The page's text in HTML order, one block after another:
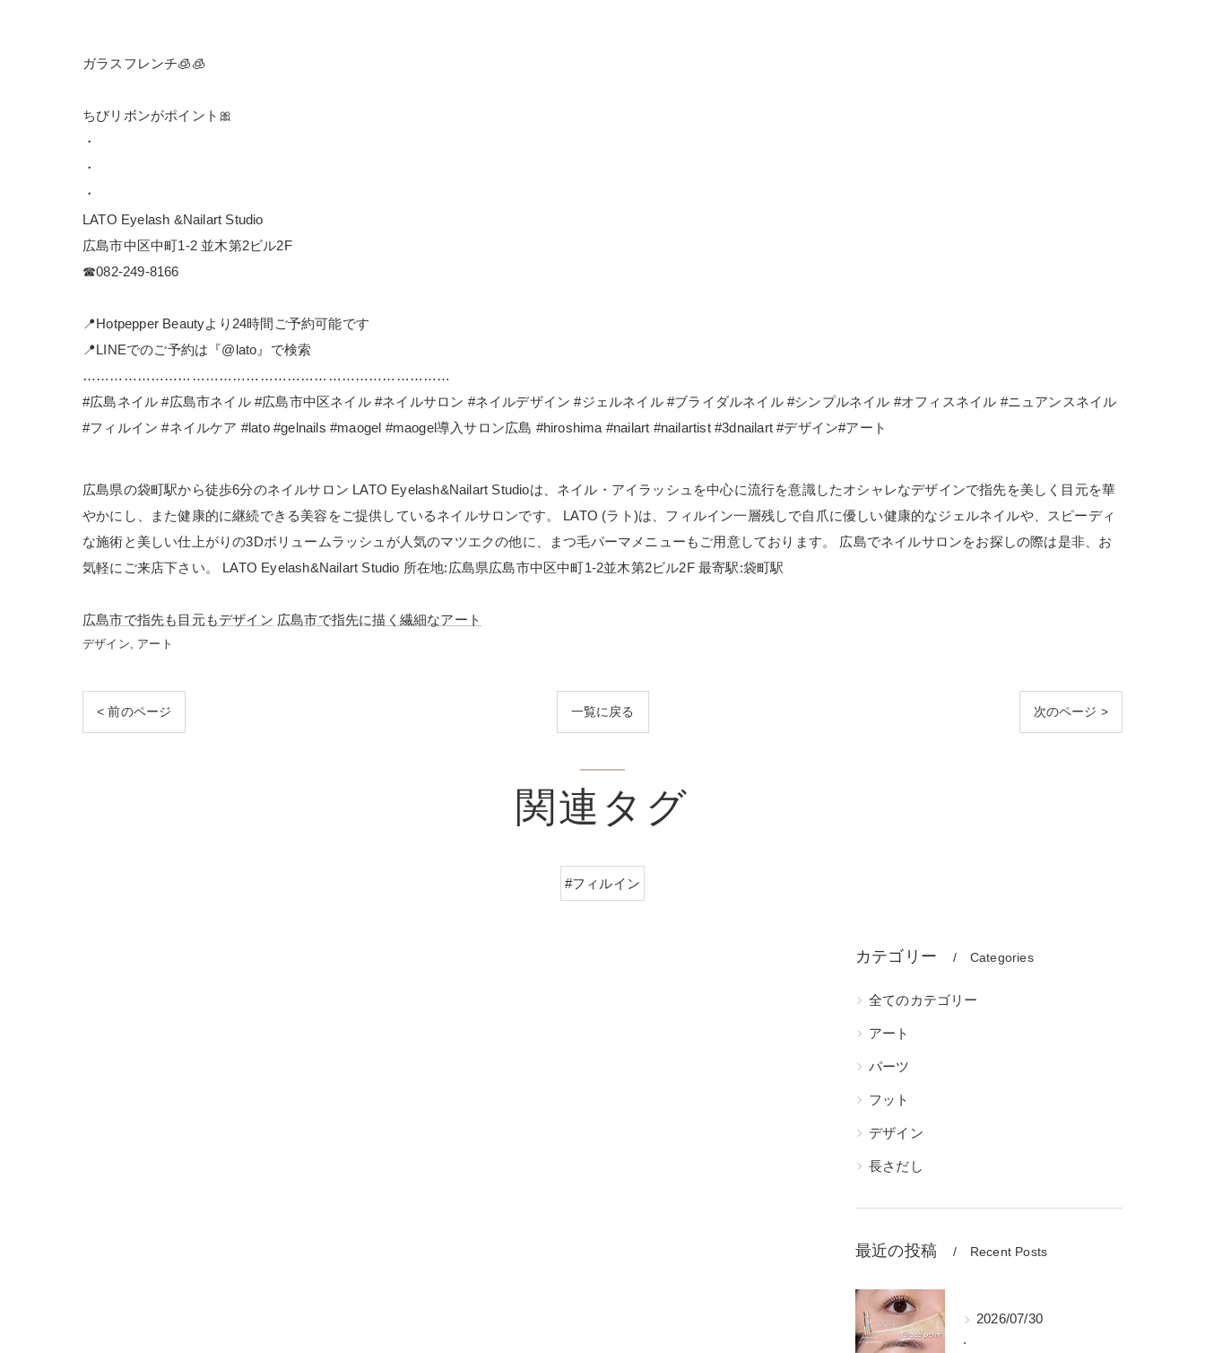
ガラスフレンチ🧊🧊
ちびリボンがポイント🎀
・
・
・
LATO Eyelash &Nailart Studio
広島市中区中町1-2 並木第2ビル2F
☎︎082-249-8166
📍Hotpepper Beautyより24時間ご予約可能です
📍LINEでのご予約は『@lato』で検索
………………………………………………………………………
#広島ネイル #広島市ネイル #広島市中区ネイル #ネイルサロン #ネイルデザイン #ジェルネイル #ブライダルネイル #シンプルネイル #オフィスネイル #ニュアンスネイル
#フィルイン #ネイルケア #lato #gelnails #maogel #maogel導入サロン広島 #hiroshima #nailart #nailartist #3dnailart #デザイン#アート
広島県の袋町駅から徒歩6分のネイルサロン LATO Eyelash&Nailart Studioは、ネイル・アイラッシュを中心に流行を意識したオシャレなデザインで指先を美しく目元を華
やかにし、また健康的に継続できる美容をご提供しているネイルサロンです。 LATO (ラト)は、フィルイン一層残しで自爪に優しい健康的なジェルネイルや、スピーディ
な施術と美しい仕上がりの3Dボリュームラッシュが人気のマツエクの他に、まつ毛パーマメニューもご用意しております。 広島でネイルサロンをお探しの際は是非、お
気軽にご来店下さい。 LATO Eyelash&Nailart Studio 所在地:広島県広島市中区中町1-2並木第2ビル2F 最寄駅:袋町駅
広島市で指先も目元もデザイン 広島市で指先に描く繊細なアート
デザイン アート
< 前のページ 一覧に戻る 次のページ >
関連タグ
#フィルイン
カテゴリー Categories
全てのカテゴリー
アート
パーツ
フット
デザイン
長さだし
最近の投稿 Recent Posts
2026/07/30
.